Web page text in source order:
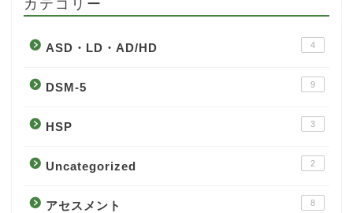
ASD・LD・AD/HD 4
DSM-5 9
HSP 3
Uncategorized 2
アセスメント 8